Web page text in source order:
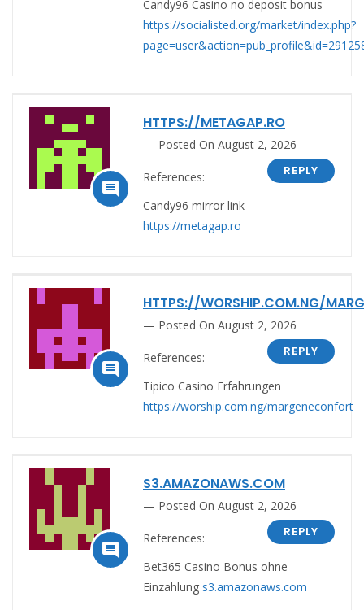
Candy96 Casino no deposit bonus
https://socialisted.org/market/index.php?

HTTPS://METAGAP.RO
Posted On August 2, 2026
REPLY
References:
Candy96 mirror link
https://metagap.ro

HTTPS://WORSHIP.COM.NG/
Posted On August 2, 2026
REPLY
References:
Tipico Casino Erfahrungen
https://worship.com.ng/margeneconfort

S3.AMAZONAWS.COM
Posted On August 2, 2026
REPLY
References:
Bet365 Casino Bonus ohne
Einzahlung s3.amazonaws.com